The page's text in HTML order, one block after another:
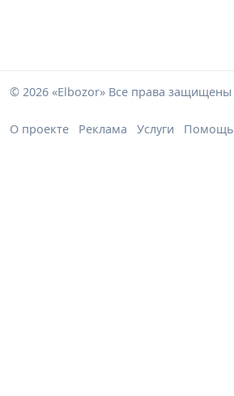
© 2026 «Elbozor» Все права защищены
О проекте Реклама Услуги Помощь